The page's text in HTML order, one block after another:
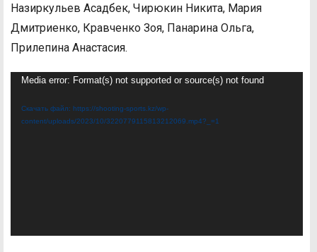
Назиркульев Асадбек, Чирюкин Никита, Мария
Дмитриенко, Кравченко Зоя, Панарина Ольга,
Прилепина Анастасия.
Видеоплеер
Media error: Format(s) not supported or source(s) not found
Скачать файл: https://shooting-sports.kz/wp-
content/uploads/2023/10/3220779115813212069.mp4?_=1